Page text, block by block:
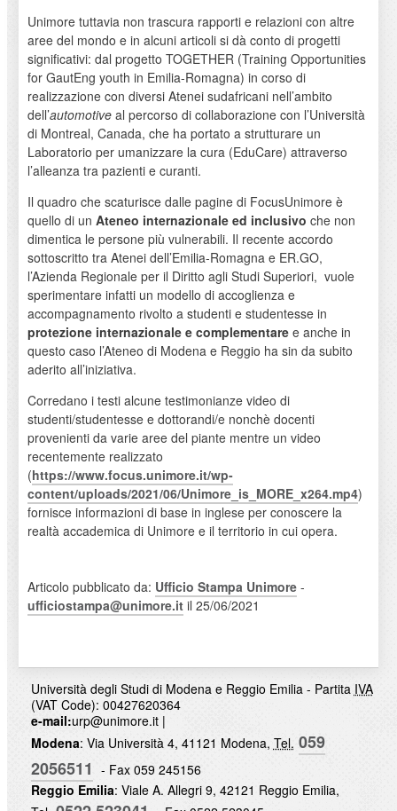
Unimore tuttavia non trascura rapporti e relazioni con altre
aree del mondo e in alcuni articoli si dà conto di progetti
significativi: dal progetto TOGETHER (Training Opportunities
for GautEng youth in Emilia-Romagna) in corso di
realizzazione con diversi Atenei sudafricani nell’ambito
dell’automotive al percorso di collaborazione con l’Università
di Montreal, Canada, che ha portato a strutturare un
Laboratorio per umanizzare la cura (EduCare) attraverso
l’alleanza tra pazienti e curanti.
Il quadro che scaturisce dalle pagine di FocusUnimore è
quello di un Ateneo internazionale ed inclusivo che non
dimentica le persone più vulnerabili. Il recente accordo
sottoscritto tra Atenei dell’Emilia-Romagna e ER.GO,
l’Azienda Regionale per il Diritto agli Studi Superiori, vuole
sperimentare infatti un modello di accoglienza e
accompagnamento rivolto a studenti e studentesse in
protezione internazionale e complementare e anche in
questo caso l’Ateneo di Modena e Reggio ha sin da subito
aderito all’iniziativa.
Corredano i testi alcune testimonianze video di
studenti/studentesse e dottorandi/e nonchè docenti
provenienti da varie aree del piante mentre un video
recentemente realizzato
(https://www.focus.unimore.it/wp-
content/uploads/2021/06/Unimore_is_MORE_x264.mp4)
fornisce informazioni di base in inglese per conoscere la
realtà accademica di Unimore e il territorio in cui opera.
Articolo pubblicato da: Ufficio Stampa Unimore-
ufficiostampa@unimore.itil 25/06/2021
Università degli Studi di Modena e Reggio Emilia - Partita IVA
(VAT Code): 00427620364
e-mail:urp@unimore.it|
Modena: Via Università 4, 41121 Modena, Tel. 059
2056511 - Fax 059 245156
Reggio Emilia: Viale A. Allegri 9, 42121 Reggio Emilia,